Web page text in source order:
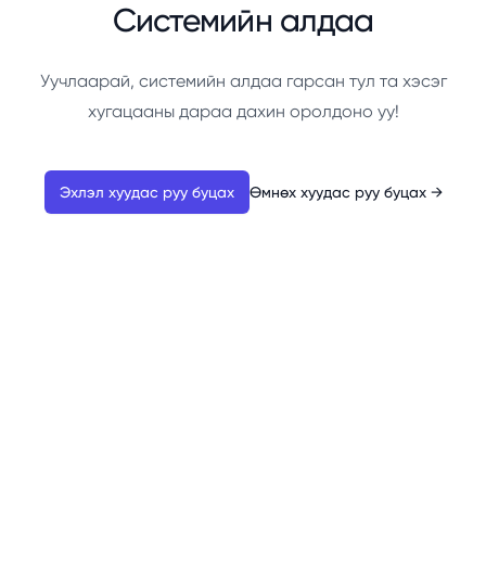
Системийн алдаа
Уучлаарай, системийн алдаа гарсан тул та хэсэг
хугацааны дараа дахин оролдоно уу!
Эхлэл хуудас руу буцах Өмнөх хуудас руу буцах →